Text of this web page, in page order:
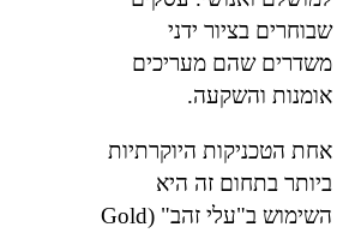
שבוחרים בציור ידני
משדרים שהם מעריכים
אומנות והשקעה.
אחת הטכניקות היוקרתיות
ביותר בתחום זה היא
השימוש ב"עלי זהב" (Gold